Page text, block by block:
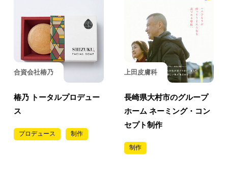
合資会社椿乃
椿乃 トータルプロデュー
ス
プロデュース 制作
上田皮膚科
長崎県大村市のグループ
ホーム ネーミング・コン
セプト制作
制作